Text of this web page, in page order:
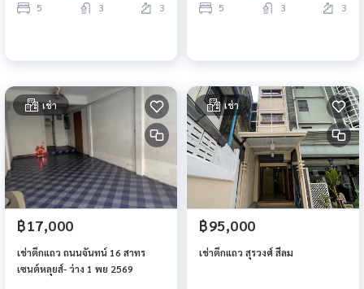
5 3 3 5 3 3
เช่า
฿17,000
เช่าตึกแถว ถนนจันทน์ 16 สาทร
เซนต์หลุยส์- ว่าง 1 พย 2569
เช่า
฿95,000
เช่าตึกแถว สุรวงศ์ สีลม